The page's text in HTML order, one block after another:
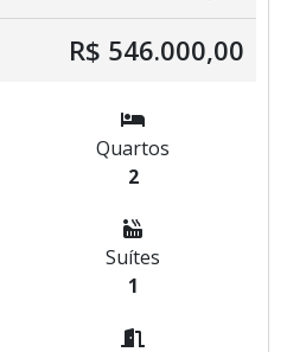
R$ 546.000,00
Quartos
2
Suítes
1